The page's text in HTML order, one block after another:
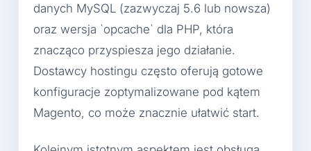
danych MySQL (zazwyczaj 5.6 lub nowsza)
oraz wersja `opcache` dla PHP, która
znacząco przyspiesza jego działanie.
Dostawcy hostingu często oferują gotowe
konfiguracje zoptymalizowane pod kątem
Magento, co może znacznie ułatwić start.